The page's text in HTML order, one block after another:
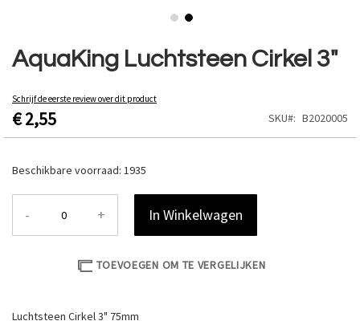
AquaKing Luchtsteen Cirkel 3"
Schrijf de eerste review over dit product
€ 2,55 SKU B2020005
Beschikbare voorraad: 1935
- + In Winkelwagen
TOEVOEGEN OM TE VERGELIJKEN
Luchtsteen Cirkel 3" 75mm
naar
het
van
de
afbeeldingen-